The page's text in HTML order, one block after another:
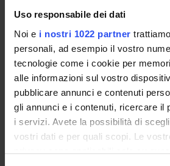
Uso responsabile dei dati
Noi e i nostri 1022 partner
personali, ad esempio il vostro
tecnologie come i cookie per
alle informazioni sul vostro
pubblicare annunci e contenuti
gli annunci e i contenuti, ricercare il
i servizi. Avete la possibilità di
vostri dati e per quali scopi. Le
privacy sono applicabili solo su
COURSES
PHD PROGRAMMES AND
TRAINING
Contacts
People
Places
Calendar